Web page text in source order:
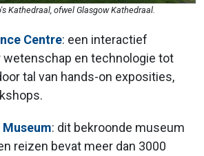
Kathedraal, ofwel Glasgow Kathedraal.
Centre: een interactief
wetenschap en technologie tot
tal van hands-on exposities,
: dit bekroonde museum
reizen bevat meer dan 3000